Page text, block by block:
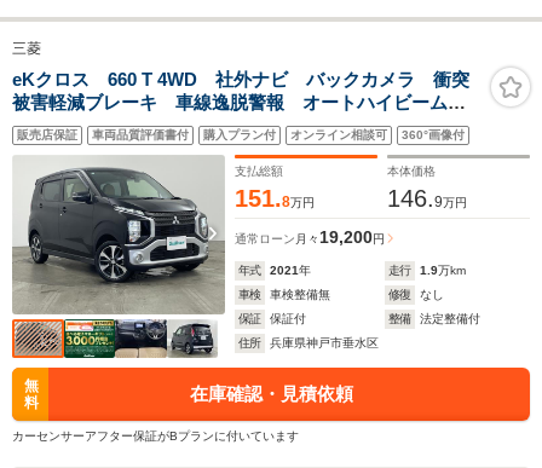
三菱
eKクロス 660 T 4WD 社外ナビ バックカメラ 衝突
被害軽減ブレーキ 車線逸脱警報 オートハイビーム
前後クリアランスソナー 先行車発進告知 レザー調シ
ートカバー 前席シートヒーター 前後ドラレコ 純正
15インチAW
販売店保証 車両品質評価書付 購入プラン付 オンライン相談可 360°画像付
支払総額
151.8万円
本体価格
146.9万円
通常ローン 月々 19,200円
年式 2021年 走行 1.9万km
車検
車検整備無 修復
なし
保証
保証付 整備
法定整備付
住所
兵庫県神戸市垂水区
無
料
在庫確認・見積依頼
カーセンサーアフター保証がBプランに付いています